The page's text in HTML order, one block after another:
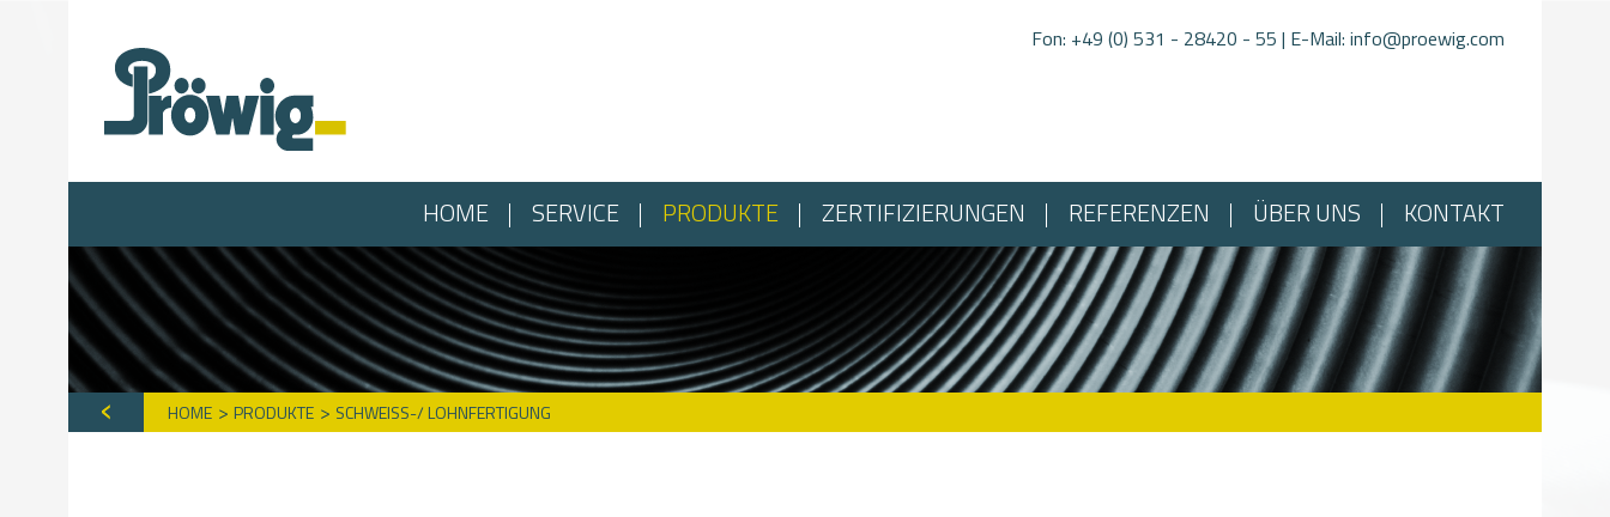
Fon: +49 (0) 531 - 28420 - 55 | E-Mail: info@proewig.com
HOME SERVICE PRODUKTE ZERTIFIZIERUNGEN REFERENZEN ÜBER UNS KONTAKT
HOME PRODUKTE SCHWEISS-/ LOHNFERTIGUNG